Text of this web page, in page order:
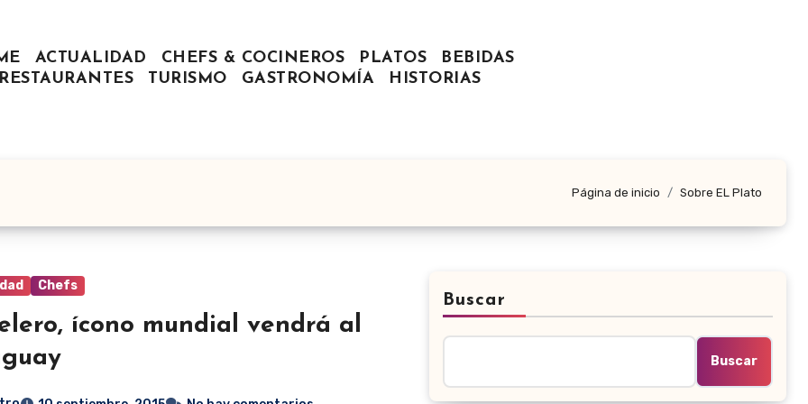
ACTUALIDAD CHEFS & COCINEROS PLATOS
BEBIDAS
RESTAURANTES
TURISMO GASTRONOMÍA HISTORIAS
Página de inicio Sobre EL Plato
Chefs
ícono mundial vendrá al
Buscar
Buscar